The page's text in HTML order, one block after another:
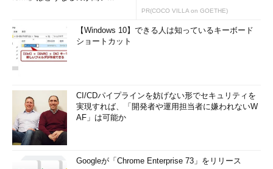
ファイルシステムを表示したい場合は「FSTYPE」を使い、
「lsblk -o NAME,TYPE,FSTYPE,SIZE,MOUNTPOINT」のように
指定します。現在の表示にFSTYPEを追加するだけなら「lsblk -o
+FSTYPE」とします。どのような項目が指定できるのか、
「lsblk --help」で確認できます。
なお、ファイルシステム関係の情報を中心に表示する「-f」
（--fs）オプションや、所有者やパーミッションを表示する「-
m」（--perms）オプションもあります。
コマンド実行例
PR(COCO VILLA on GOETHE)
【Windows 10】できる人は知っているキーボード
ショートカット
CI/CDパイプラインを妨げない形でセキュリティを
実現すれば、「開発者や運用担当者に嫌われないW
AF」は可能か
Googleが「Chrome Enterprise 73」をリリース